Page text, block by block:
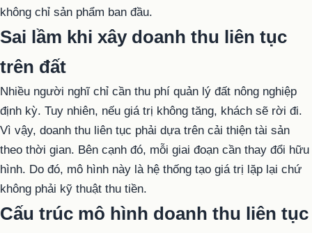
không chỉ sản phẩm ban đầu.
Sai lầm khi xây doanh thu liên tục
trên đất
Nhiều người nghĩ chỉ cần thu phí quản lý đất nông nghiệp
định kỳ. Tuy nhiên, nếu giá trị không tăng, khách sẽ rời đi.
Vì vậy, doanh thu liên tục phải dựa trên cải thiện tài sản
theo thời gian. Bên cạnh đó, mỗi giai đoạn cần thay đổi hữu
hình. Do đó, mô hình này là hệ thống tạo giá trị lặp lại chứ
không phải kỹ thuật thu tiền.
Cấu trúc mô hình doanh thu liên tục